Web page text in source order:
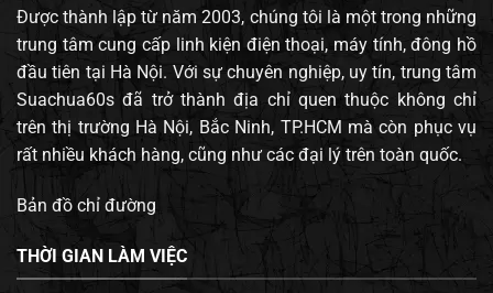
Được thành lập từ năm 2003, chúng tôi là một trong những
trung tâm cung cấp linh kiện điện thoại, máy tính, đông hồ
đầu tiên tại Hà Nội. Với sự chuyên nghiệp, uy tín, trung tâm
Suachua60s đã trở thành địa chỉ quen thuộc không chỉ
trên thị trường Hà Nội, Bắc Ninh, TP.HCM mà còn phục vụ
rất nhiều khách hàng, cũng như các đại lý trên toàn quốc.
Bản đồ chỉ đường
THỜI GIAN LÀM VIỆC